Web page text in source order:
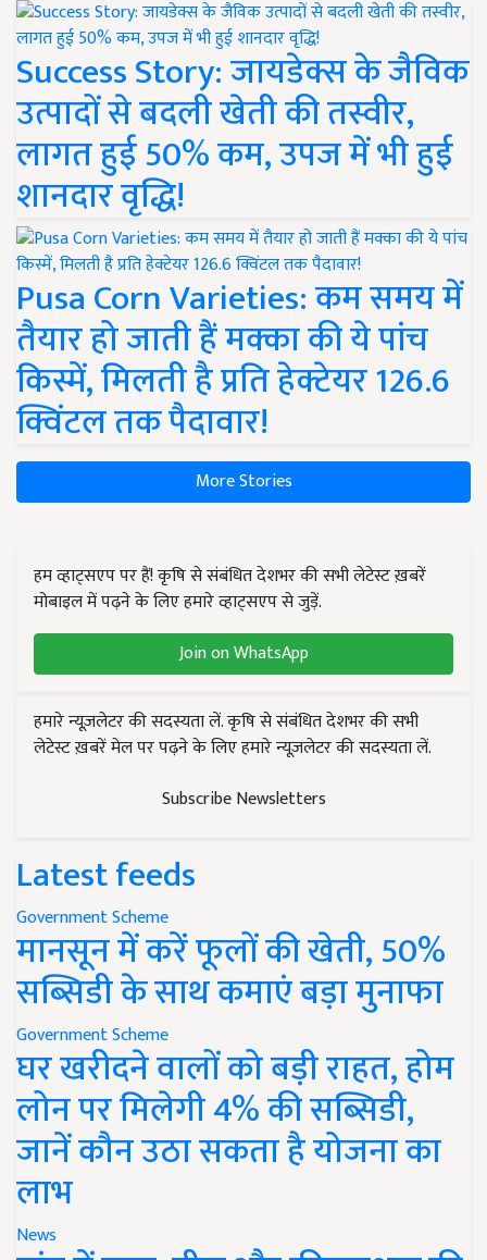
Success Story: जायडेक्स के जैविक
उत्पादों से बदली खेती की तस्वीर,
लागत हुई 50% कम, उपज में भी हुई
शानदार वृद्धि!
Pusa Corn Varieties: कम समय में
तैयार हो जाती हैं मक्का की ये पांच
किस्में, मिलती है प्रति हेक्टेयर 126.6
क्विंटल तक पैदावार!
More Stories
हम व्हाट्सएप पर हैं! कृषि से संबंधित देशभर की सभी लेटेस्ट ख़बरें
मोबाइल में पढ़ने के लिए हमारे व्हाट्सएप से जुड़ें.
Join on WhatsApp
हमारे न्यूज़लेटर की सदस्यता लें. कृषि से संबंधित देशभर की सभी
लेटेस्ट ख़बरें मेल पर पढ़ने के लिए हमारे न्यूज़लेटर की सदस्यता लें.
Subscribe Newsletters
Latest feeds
Government Scheme
मानसून में करें फूलों की खेती, 50%
सब्सिडी के साथ कमाएं बड़ा मुनाफा
Government Scheme
घर खरीदने वालों को बड़ी राहत, होम
लोन पर मिलेगी 4% की सब्सिडी,
जानें कौन उठा सकता है योजना का
लाभ
News